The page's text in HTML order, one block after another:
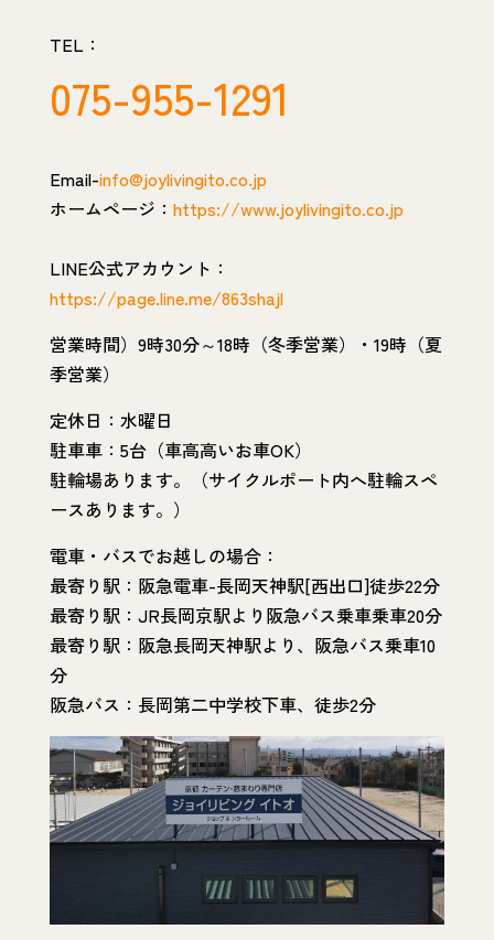
TEL：
075-955-1291
Email-info@joylivingito.co.jp
ホームページ： https://www.joylivingito.co.jp
LINE公式アカウント：
https://page.line.me/863shajl
営業時間）9時30分～18時（冬季営業）・19時（夏
季営業）
定休日：水曜日
駐車車：5台（車高高いお車OK）
駐輪場あります。（サイクルポート内へ駐輪スペ
ースあります。）
電車・バスでお越しの場合：
最寄り駅：阪急電車-長岡天神駅[西出口]徒歩22分
最寄り駅：JR長岡京駅より阪急バス乗車乗車20分
最寄り駅：阪急長岡天神駅より、阪急バス乗車10
分
阪急バス：長岡第二中学校下車、徒歩2分